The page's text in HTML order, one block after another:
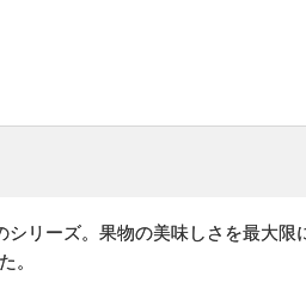
リーズ。果物の美味しさを最大
。